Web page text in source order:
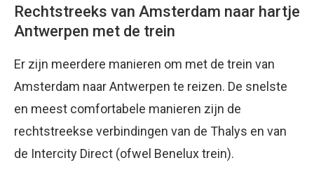
Rechtstreeks van Amsterdam naar hartje
Antwerpen met de trein
Er zijn meerdere manieren om met de trein van
Amsterdam naar Antwerpen te reizen. De snelste
en meest comfortabele manieren zijn de
rechtstreekse verbindingen van de Thalys en van
de Intercity Direct (ofwel Benelux trein).